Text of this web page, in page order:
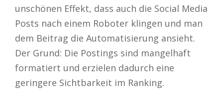
unschönen Effekt, dass auch die Social Media
Posts nach einem Roboter klingen und man
dem Beitrag die Automatisierung ansieht.
Der Grund: Die Postings sind mangelhaft
formatiert und erzielen dadurch eine
geringere Sichtbarkeit im Ranking.